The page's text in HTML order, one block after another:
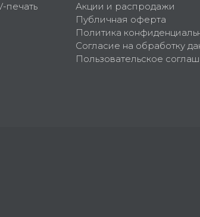
печать
Акции и распродажи
Публичная оферта
Политика
Согласие на обработку
Пользовательское